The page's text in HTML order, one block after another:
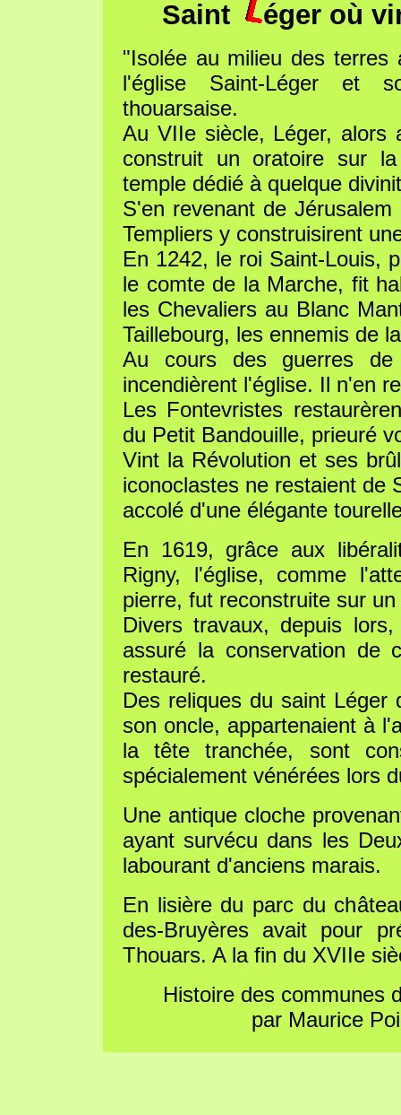
Saint éger où
"Isolée au milieu des
l'église Saint-Léger et
thouarsaise.
Au VIIe siècle, Léger, alors
construit un oratoire sur
temple dédié à quelque
S'en revenant de
Templiers y construisirent
En 1242, le roi Saint-Louis,
le comte de la Marche, fit
les Chevaliers au Blanc
Taillebourg, les ennemis de
Au cours des guerres
incendièrent l'église. Il n'en
Les Fontevristes
du Petit Bandouille, prieuré
Vint la Révolution et ses
iconoclastes ne restaient
accolé d'une élégante
En 1619, grâce aux
Rigny, l'église, comme
pierre, fut reconstruite sur
Divers travaux, depuis
assuré la conservation de
restauré.
Des reliques du saint
son oncle, appartenaient à
la tête tranchée, sont
spécialement vénérées lors
Une antique cloche
ayant survécu dans les
labourant d'anciens marais.
En lisière du parc du
des-Bruyères avait pour
Thouars. A la fin du XVIIe
Histoire des communes
par Maurice